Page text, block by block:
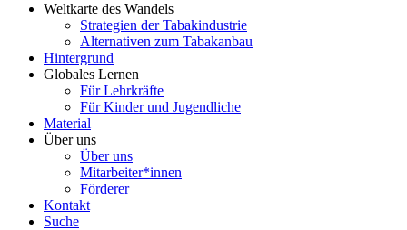
Weltkarte des Wandels
Strategien der Tabakindustrie
Alternativen zum Tabakanbau
Hintergrund
Globales Lernen
Für Lehrkräfte
Für Kinder und Jugendliche
Material
Über uns
Über uns
Mitarbeiter*innen
Förderer
Kontakt
Suche